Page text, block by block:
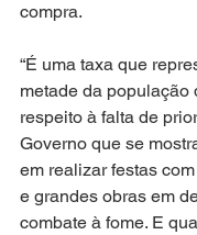
compra.
“É uma taxa que
metade da população
respeito à falta de
Governo que se
em realizar festas
e grandes obras em
combate à fome. E